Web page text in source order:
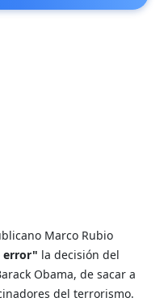
Marco Rubio
error" la decisión del
Obama, de sacar a
del terrorismo.